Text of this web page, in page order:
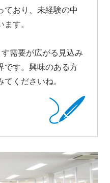
ており、未経験の中
す。
需要が広がる見込み
です。興味のある方
くださいね。